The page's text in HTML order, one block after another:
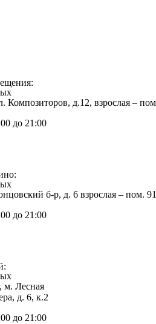
Композиторов, д.12, взрослая –
до 21:00
б-р, д. 6 взрослая – пом.
до 21:00
м. Лесная
д. 6, к.2
до 21:00